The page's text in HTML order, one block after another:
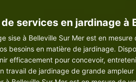
services en jardinage à
sise à Belleville Sur Mer est en
besoins en matière de jardinage.
efficacement pour concevoir,
travail de jardinage de grande